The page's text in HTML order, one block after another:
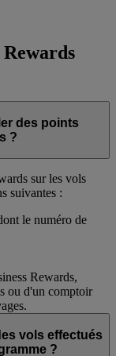
des points
?
sur les vols
suivantes :
le numéro de
Rewards,
ou d'un comptoir
vols effectués
?